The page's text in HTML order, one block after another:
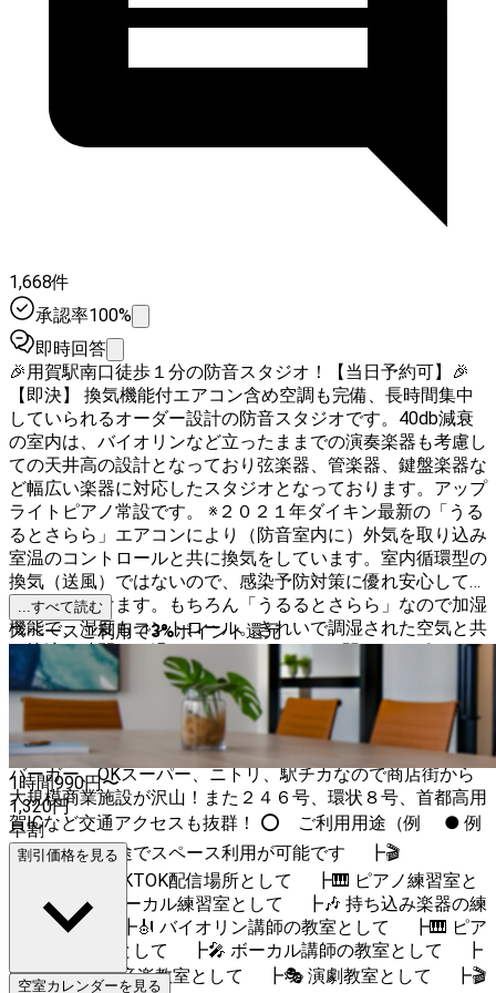
1,668件
承認率100%
即時回答
🎉用賀駅南口徒歩１分の防音スタジオ！【当日予約可】🎉
【即決】 換気機能付エアコン含め空調も完備、長時間集中
していられるオーダー設計の防音スタジオです。40db減衰
の室内は、バイオリンなど立ったままでの演奏楽器も考慮し
ての天井高の設計となっており弦楽器、管楽器、鍵盤楽器な
ど幅広い楽器に対応したスタジオとなっております。アップ
ライトピアノ常設です。 ※２０２１年ダイキン最新の「うる
るとさらら」エアコンにより（防音室内に）外気を取り込み
室温のコントロールと共に換気をしています。室内循環型の
換気（送風）ではないので、感染予防対策に優れ安心してご
利用いただけます。もちろん「うるるとさらら」なので加湿
機能で、湿度もコントロール。きれいで調湿された空気と共
に快適な時間をお過ごしくださいませ。✨駅チカのピアノス
タジオを是非ご利用ください✨ ⭐️特徴 ・駅チカ ・防音 ・高
速WIFI無料 ・24H換気 🚃 交通アクセス 田園都市線 用
賀駅より徒歩２分 🏪 周辺環境 ローソン、ファミリーマ
ート、ジョナサン、モスバーガー、スタバ、フレッシュネス
バーガー、OKスーパー、ニトリ、駅チカなので商店街から
大規模商業施設が沢山！また２４６号、環状８号、首都高用
賀ICなど交通アクセスも抜群！ ⭕ ご利用用途（例 ● 例
えば以下の用途でスペース利用が可能です ┣🎬
YOUTUBE、TIKTOK配信場所として ┣🎹 ピアノ練習室と
して ┣🎤 ボーカル練習室として ┣🎶 持ち込み楽器の練
習室として ┣🎻 バイオリン講師の教室として ┣🎹 ピア
ノ講師の教室として ┣🎤 ボーカル講師の教室として ┣
🏫 その他各種音楽教室として ┣🎭 演劇教室として ┣🎬
...すべて読む
スペースご利用で3%ポイント還元
1時間990円〜
1,320円
早割
割引価格を見る
空室カレンダーを見る